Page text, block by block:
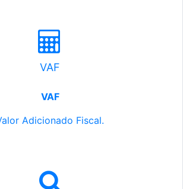
VAF
VAF
Adicionado Fiscal.